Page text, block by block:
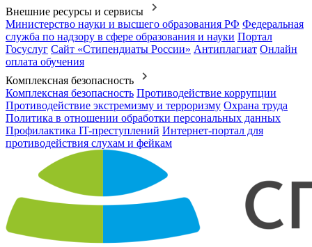
Внешние ресурсы и сервисы
Министерство науки и высшего образования РФ Федеральная
служба по надзору в сфере образования и науки Портал
Госуслуг Сайт «Стипендиаты России» Антиплагиат Онлайн
оплата обучения
Комплексная безопасность
Комплексная безопасность Противодействие коррупции
Противодействие экстремизму и терроризму Охрана труда
Политика в отношении обработки персональных данных
Профилактика IT-преступлений Интернет-портал для
противодействия слухам и фейкам